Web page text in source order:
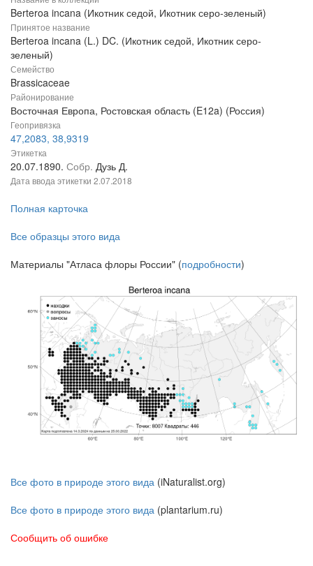
Berteroa incana (Икотник седой, Икотник серо-зеленый)
Принятое название
Berteroa incana (L.) DC. (Икотник седой, Икотник серо-
зеленый)
Семейство
Brassicaceae
Районирование
Восточная Европа, Ростовская область (E12a) (Россия)
Геопривязка
47,2083, 38,9319
Этикетка
20.07.1890. Собр. Дузь Д.
Дата ввода этикетки 2.07.2018
Полная карточка
Все образцы этого вида
Материалы "Атласа флоры России" (подробности)
Все фото в природе этого вида (iNaturalist.org)
Все фото в природе этого вида (plantarium.ru)
Сообщить об ошибке